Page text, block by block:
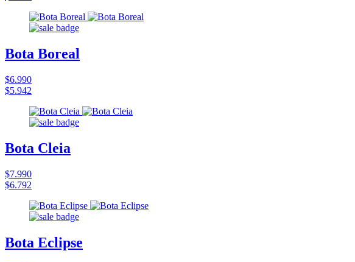
Bota Boreal
$6.990
$5.942
Bota Cleia
$7.990
$6.792
Bota Eclipse